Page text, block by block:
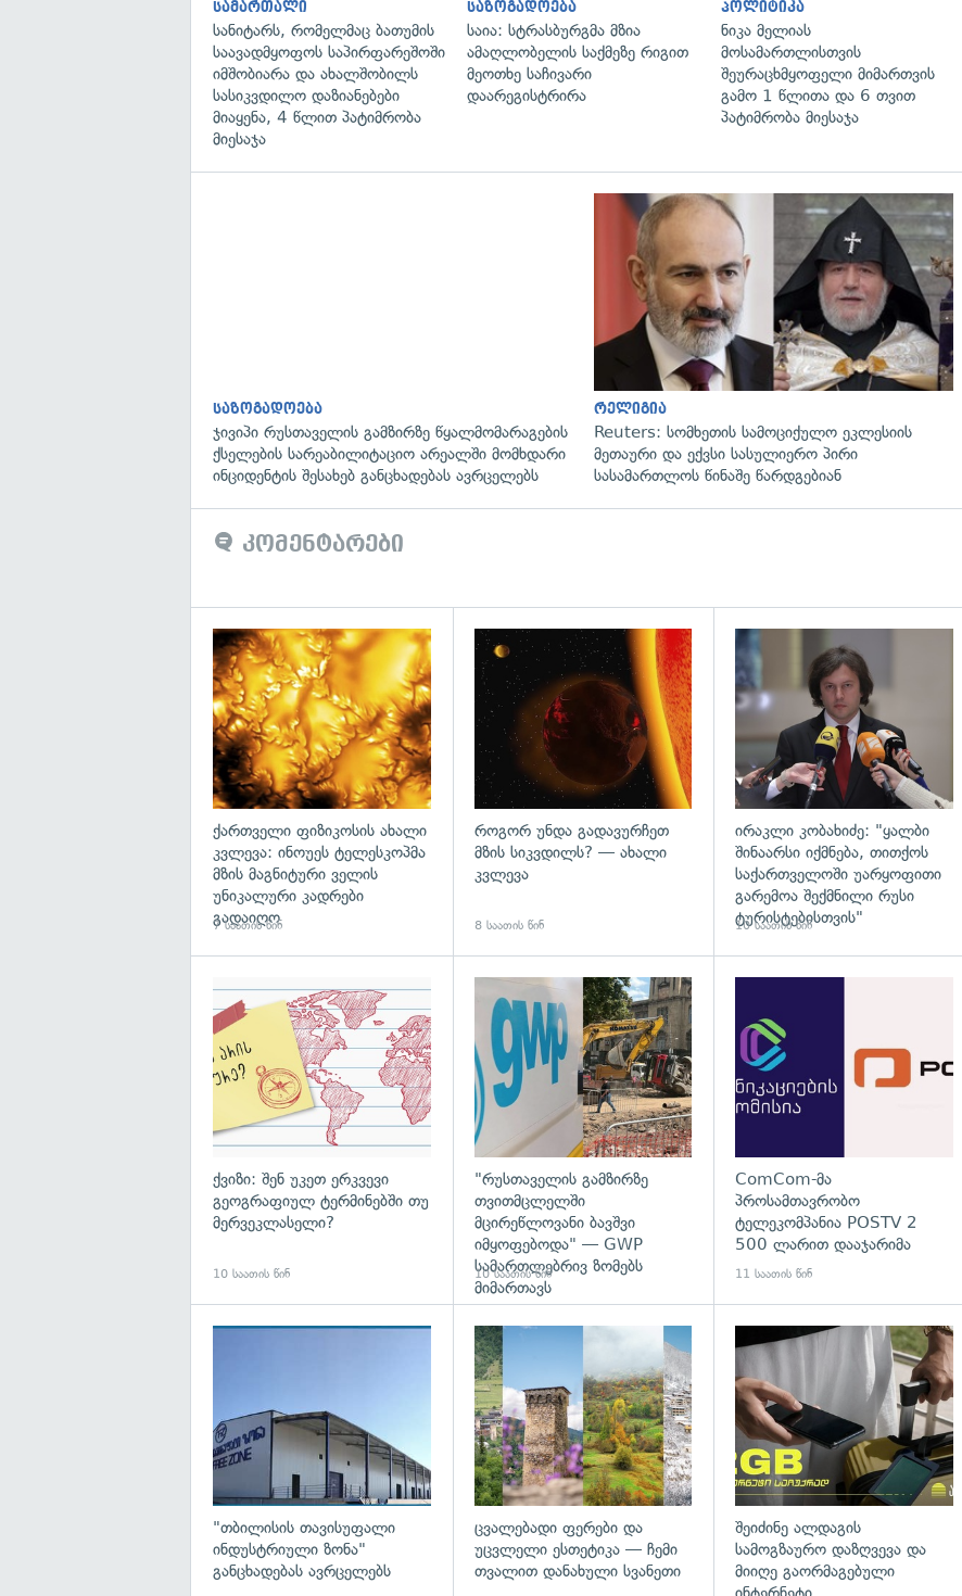
სამართალი
სანიტარს, რომელმაც ბათუმის
საავადმყოფოს საპირფარეშოში
იმშობიარა და ახალშობილს
სასიკვდილო დაზიანებები
მიაყენა, 4 წლით პატიმრობა
მიესაჯა
საზოგადოება
საია: სტრასბურგმა მზია
ამაღლობელის საქმეზე რიგით
მეოთხე საჩივარი
დაარეგისტრირა
პოლიტიკა
ნიკა მელიას
მოსამართლისთვის
შეურაცხმყოფელი მიმართვის
გამო 1 წლითა და 6 თვით
პატიმრობა მიესაჯა
საზოგადოება
ჯივიპი რუსთაველის გამზირზე წყალმომარაგების
ქსელების სარეაბილიტაციო არეალში მომხდარი
ინციდენტის შესახებ განცხადებას ავრცელებს
რელიგია
Reuters: სომხეთის სამოციქულო ეკლესიის
მეთაური და ექვსი სასულიერო პირი
სასამართლოს წინაშე წარდგებიან
კომენტარები
გადახედვა
ქართველი ფიზიკოსის ახალი
კვლევა: ინოუეს ტელესკოპმა
მზის მაგნიტური ველის
უნიკალური კადრები
გადაიღო
7 საათის წინ
გადახედვა
როგორ უნდა გადავურჩეთ
მზის სიკვდილს? — ახალი
კვლევა
8 საათის წინ
ირაკლი კობახიძე: "ყალბი
შინაარსი იქმნება, თითქოს
საქართველოში უარყოფითი
გარემოა შექმნილი რუსი
ტურისტებისთვის"
10 საათის წინ
ქვიზი: შენ უკეთ ერკვევი
გეოგრაფიულ ტერმინებში თუ
მერვეკლასელი?
10 საათის წინ
"რუსთაველის გამზირზე
თვითმცლელში
მცირეწლოვანი ბავშვი
იმყოფებოდა" — GWP
სამართლებრივ ზომებს
მიმართავს
10 საათის წინ
ComCom-მა
პროსამთავრობო
ტელეკომპანია POSTV 2
500 ლარით დააჯარიმა
11 საათის წინ
გადახედვა
"თბილისის თავისუფალი
ინდუსტრიული ზონა"
განცხადებას ავრცელებს
გადახედვა
ცვალებადი ფერები და
უცვლელი ესთეტიკა — ჩემი
თვალით დანახული სვანეთი
შეიძინე ალდაგის
სამოგზაურო დაზღვევა და
მიიღე გაორმაგებული